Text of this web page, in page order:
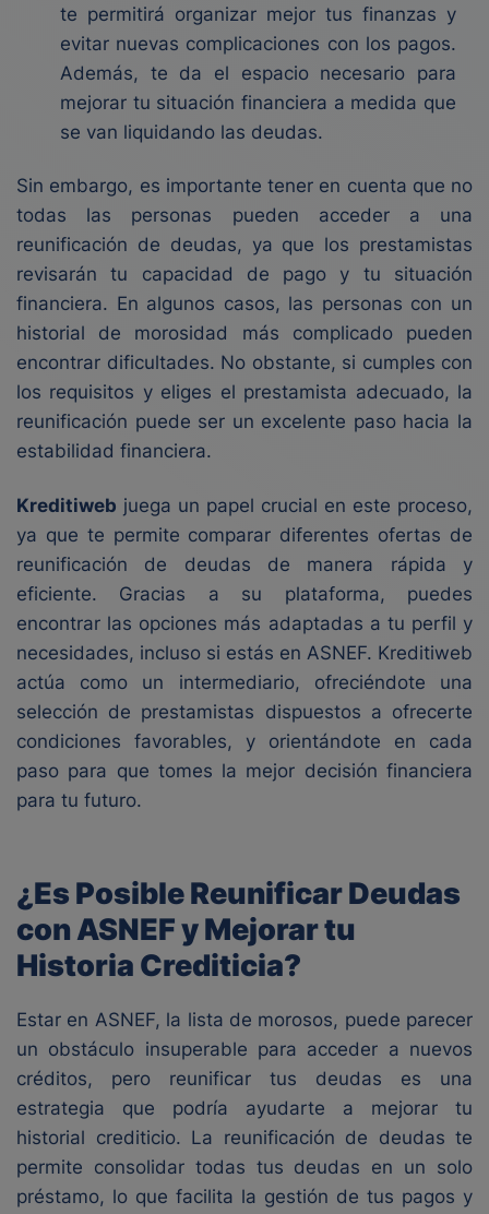
te permitirá organizar mejor tus finanzas y
evitar nuevas complicaciones con los pagos.
Además, te da el espacio necesario para
mejorar tu situación financiera a medida que
se van liquidando las deudas.
Sin embargo, es importante tener en cuenta que no
todas las personas pueden acceder a una
reunificación de deudas, ya que los prestamistas
revisarán tu capacidad de pago y tu situación
financiera. En algunos casos, las personas con un
historial de morosidad más complicado pueden
encontrar dificultades. No obstante, si cumples con
los requisitos y eliges el prestamista adecuado, la
reunificación puede ser un excelente paso hacia la
estabilidad financiera.
Kreditiweb juega un papel crucial en este proceso,
ya que te permite comparar diferentes ofertas de
reunificación de deudas de manera rápida y
eficiente. Gracias a su plataforma, puedes
encontrar las opciones más adaptadas a tu perfil y
necesidades, incluso si estás en ASNEF. Kreditiweb
actúa como un intermediario, ofreciéndote una
selección de prestamistas dispuestos a ofrecerte
condiciones favorables, y orientándote en cada
paso para que tomes la mejor decisión financiera
para tu futuro.
¿Es Posible Reunificar Deudas
con ASNEF y Mejorar tu
Historia Crediticia?
Estar en ASNEF, la lista de morosos, puede parecer
un obstáculo insuperable para acceder a nuevos
créditos, pero reunificar tus deudas es una
estrategia que podría ayudarte a mejorar tu
historial crediticio. La reunificación de deudas te
permite consolidar todas tus deudas en un solo
préstamo, lo que facilita la gestión de tus pagos y